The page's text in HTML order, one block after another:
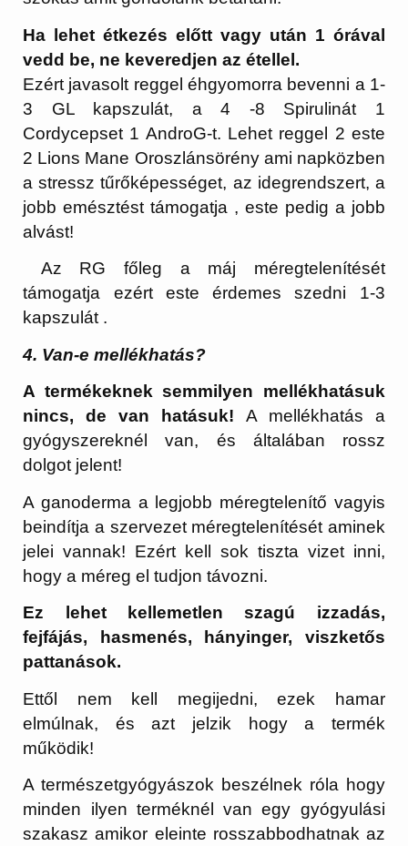
Ha lehet étkezés előtt vagy után 1 órával
vedd be, ne keveredjen az étellel.
Ezért javasolt reggel éhgyomorra bevenni a 1-
3 GL kapszulát, a 4 -8 Spirulinát 1
Cordycepset 1 AndroG-t. Lehet reggel 2 este
2 Lions Mane Oroszlánsörény ami napközben
a stressz tűrőképességet, az idegrendszert, a
jobb emésztést támogatja , este pedig a jobb
alvást!
Az RG főleg a máj méregtelenítését
támogatja ezért este érdemes szedni 1-3
kapszulát .
4. Van-e mellékhatás?
A termékeknek semmilyen mellékhatásuk
nincs, de van hatásuk! A mellékhatás a
gyógyszereknél van, és általában rossz
dolgot jelent!
A ganoderma a legjobb méregtelenítő vagyis
beindítja a szervezet méregtelenítését aminek
jelei vannak! Ezért kell sok tiszta vizet inni,
hogy a méreg el tudjon távozni.
Ez lehet kellemetlen szagú izzadás,
fejfájás, hasmenés, hányinger, viszketős
pattanások.
Ettől nem kell megijedni, ezek hamar
elmúlnak, és azt jelzik hogy a termék
működik!
A természetgyógyászok beszélnek róla hogy
minden ilyen terméknél van egy gyógyulási
szakasz amikor eleinte rosszabbodhatnak az